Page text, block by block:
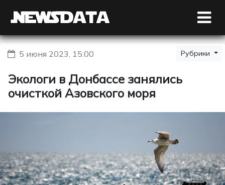
5 июня 2023, 15:00 Рубрики
Экологи в Донбассе занялись
очисткой Азовского моря